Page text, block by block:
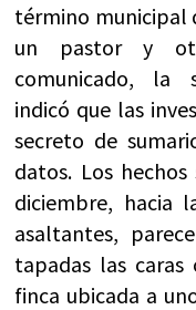
término municipal
un pastor y
comunicado, la
indicó que las
secreto de
datos. Los
diciembre, hacia
asaltantes,
tapadas las
finca ubicada a